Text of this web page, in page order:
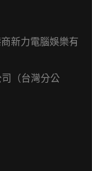
新力電腦娛樂有
（台灣分公